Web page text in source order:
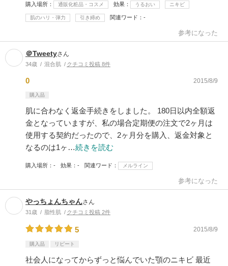
購入場所 通販化粧品・コスメ 効果 うるおい ニキビ
肌のハリ・弾力 引き締め 関連ワード -
参考になった
＠Tweetyさん
34歳 混合肌 クチコミ投稿 8件
0 2015/8/9
購入品
肌に合わなく返金手続きをしました。 180日以内全額返
金となっていますが、私の場合定期便の注文で2ヶ月は
使用する契約だったので、2ヶ月分を購入、返金対象と
なるのは1ヶ…続きを読む
購入場所 - 効果 - 関連ワード メルライン
参考になった
やっちょんちゃんさん
31歳 脂性肌 クチコミ投稿 2件
5 2015/8/9
購入品 リピート
社会人になってからずっと悩んでいた顎のニキビ 最近